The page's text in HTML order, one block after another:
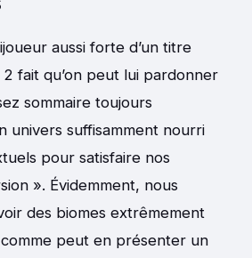
aussi forte d’un titre
fait qu’on peut lui pardonner
sommaire toujours
univers suffisamment nourri
pour satisfaire nos
». Évidemment, nous
des biomes extrêmement
peut en présenter un